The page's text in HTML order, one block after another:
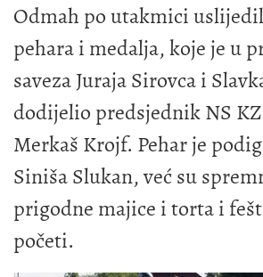
Odmah po utakmici
pehara i medalja, koje je u
saveza Juraja Sirovca i
dodijelio predsjednik NS
Merkaš Krojf. Pehar je
Siniša Slukan, već su
prigodne majice i torta i
početi.